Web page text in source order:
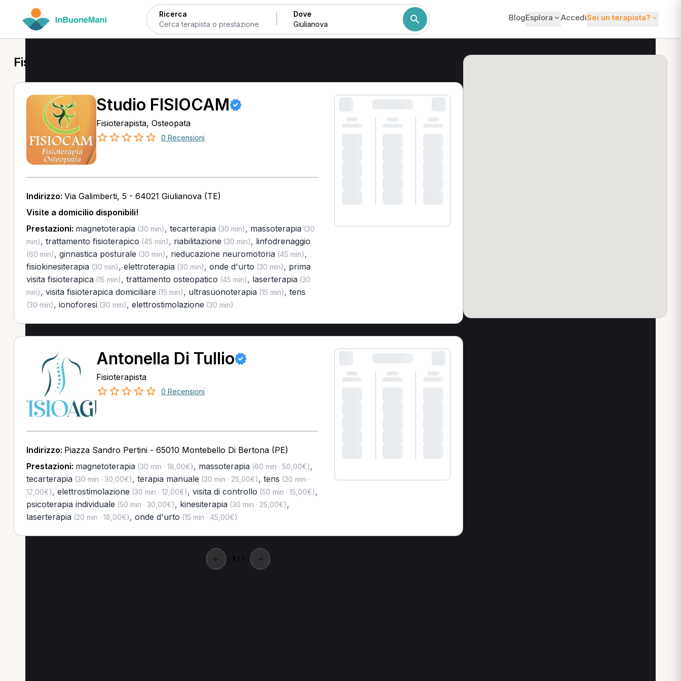
Ricerca Dove BlogEsplora AccediSei un terapista?
Fisioterapista a Giulianova
Studio FISIOCAM
Fisioterapista, Osteopata
0 Recensioni
Indirizzo: Via Galimberti, 5 - 64021 Giulianova (TE)
Visite a domicilio disponibili!
Prestazioni: magnetoterapia(30 min), tecarterapia(30 min), massoterapia(30
min), trattamento fisioterapico (45 min), riabilitazione (30 min), linfodrenaggio
(60 min), ginnastica posturale (30 min), rieducazione neuromotoria(45 min),
fisiokinesiterapia(30 min), elettroterapia(30 min), onde d'urto (30 min), prima
visita fisioterapica(15 min), trattamento osteopatico (45 min), laserterapia(30
min), visita fisioterapica domiciliare (15 min), ultrasuonoterapia(15 min), tens
(30 min), ionoforesi(30 min), elettrostimolazione (30 min)
Antonella Di Tullio
Fisioterapista
0 Recensioni
Indirizzo: Piazza Sandro Pertini - 65010 Montebello Di Bertona (PE)
Prestazioni: magnetoterapia(30 min · 18,00€), massoterapia(60 min · 50,00€),
tecarterapia(30 min · 30,00€), terapia manuale (30 min · 25,00€), tens (20 min ·
12,00€), elettrostimolazione (30 min · 12,00€), visita di controllo (50 min · 15,00€),
psicoterapia individuale (50 min · 30,00€), kinesiterapia(30 min · 25,00€),
laserterapia(20 min · 18,00€), onde d'urto (15 min · 45,00€)
← 1 / 1 →